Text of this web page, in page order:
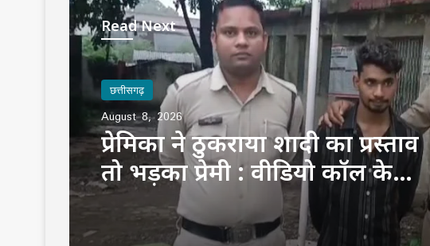
Read Next
छत्तीसगढ़
August 8, 2026
प्रेमिका ने ठुकराया शादी का प्रस्ताव
तो भड़का प्रेमी : वीडियो कॉल के
फोटो-वीडियो इंस्टाग्राम पर किए
वायरल, गिरफ्तार